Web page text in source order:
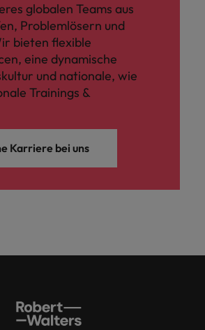
globalen Teams aus
Problemlösern und
bieten flexible
eine dynamische
und nationale, wie
Trainings &
Karriere bei uns